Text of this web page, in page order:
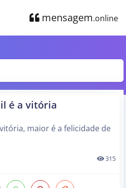
mensagem.online
é a vitória
maior é a felicidade de
315